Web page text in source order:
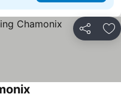
Partilhar